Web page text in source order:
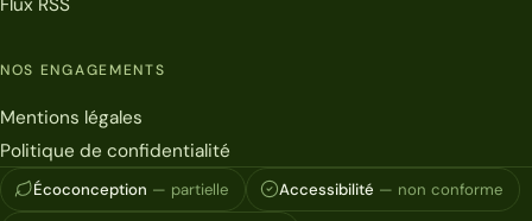
NOS ENGAGEMENTS
Mentions légales
Politique de confidentialité
Écoconception — partielle Accessibilité — non conforme